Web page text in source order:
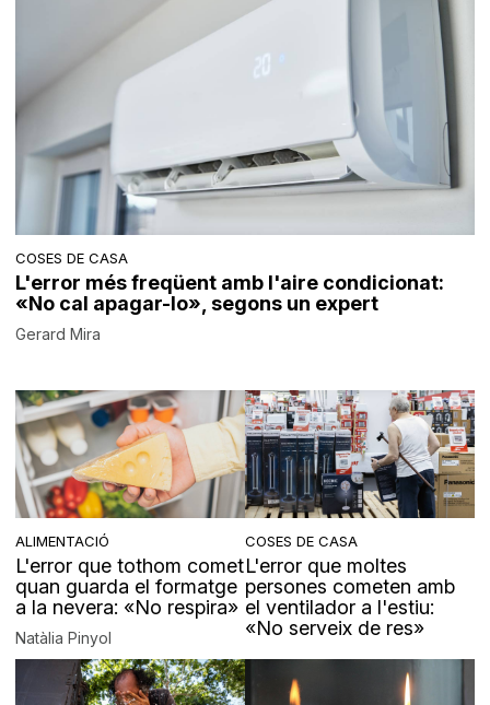
COSES DE CASA
L'error més freqüent amb l'aire condicionat:
«No cal apagar-lo», segons un expert
Gerard Mira
ALIMENTACIÓ
L'error que tothom comet
quan guarda el formatge
a la nevera: «No respira»
Natàlia Pinyol
COSES DE CASA
L'error que moltes
persones cometen amb
el ventilador a l'estiu:
«No serveix de res»